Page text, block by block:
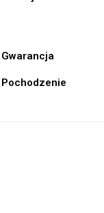
Gwarancja
Pochodzenie